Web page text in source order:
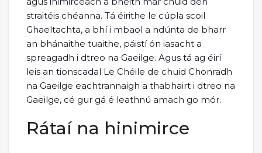
straitéis chéanna. Tá éirithe le cúpla scoil
Ghaeltachta, a bhí i mbaol a ndúnta de bharr
an bhánaithe tuaithe, páistí ón iasacht a
spreagadh i dtreo na Gaeilge. Agus tá ag éirí
leis an tionscadal Le Chéile de chuid Chonradh
na Gaeilge eachtrannaigh a thabhairt i dtreo na
Gaeilge, cé gur gá é leathnú amach go mór.
Rátaí na hinimirce